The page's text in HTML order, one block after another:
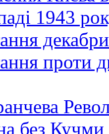
1943
проти
без Кучми